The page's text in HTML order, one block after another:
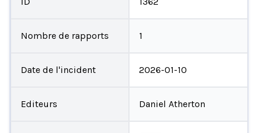
Nombre de rapports 1
Date de l'incident 2026-01-10
Editeurs Daniel Atherton